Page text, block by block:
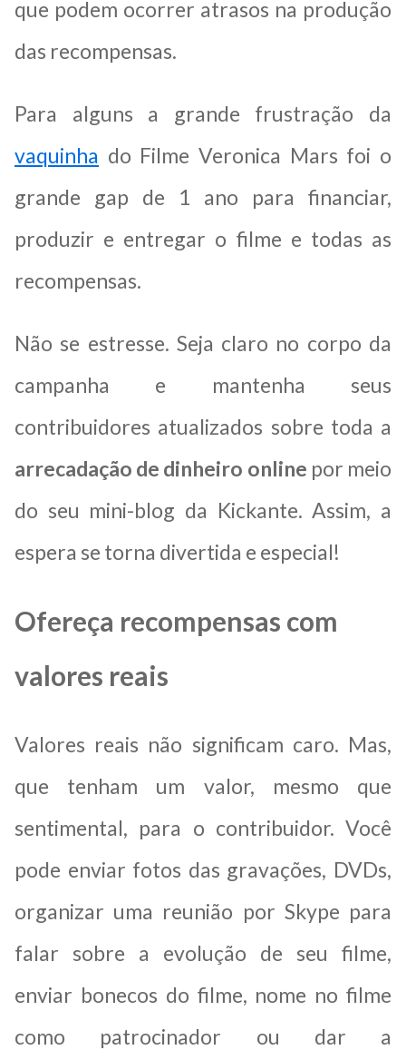
que podem ocorrer atrasos na produção
das recompensas.
Para alguns a grande frustração da
vaquinha do Filme Veronica Mars foi o
grande gap de 1 ano para financiar,
produzir e entregar o filme e todas as
recompensas.
Não se estresse. Seja claro no corpo da
campanha e mantenha seus
contribuidores atualizados sobre toda a
arrecadação de dinheiro online por meio
do seu mini-blog da Kickante. Assim, a
espera se torna divertida e especial!
Ofereça recompensas com
valores reais
Valores reais não significam caro. Mas,
que tenham um valor, mesmo que
sentimental, para o contribuidor. Você
pode enviar fotos das gravações, DVDs,
organizar uma reunião por Skype para
falar sobre a evolução de seu filme,
enviar bonecos do filme, nome no filme
como patrocinador ou dar a